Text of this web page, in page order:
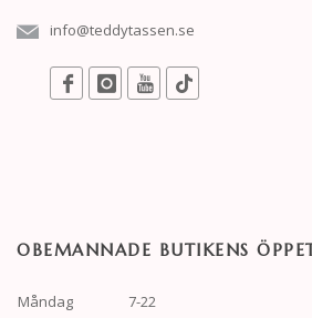
info@teddytassen.se
OBEMANNADE BUTIKENS
Måndag
7-22